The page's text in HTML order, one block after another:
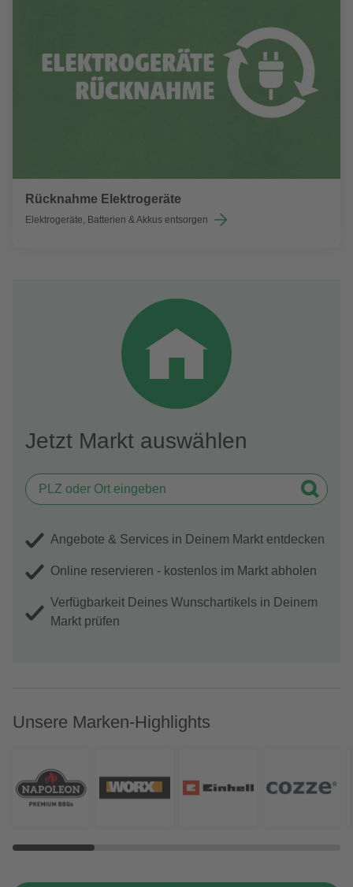
Rücknahme Elektrogeräte
Elektrogeräte, Batterien & Akkus entsorgen
Jetzt Markt auswählen
Angebote & Services in Deinem Markt entdecken
Online reservieren - kostenlos im Markt abholen
Verfügbarkeit Deines Wunschartikels in Deinem
Markt prüfen
Unsere Marken-Highlights